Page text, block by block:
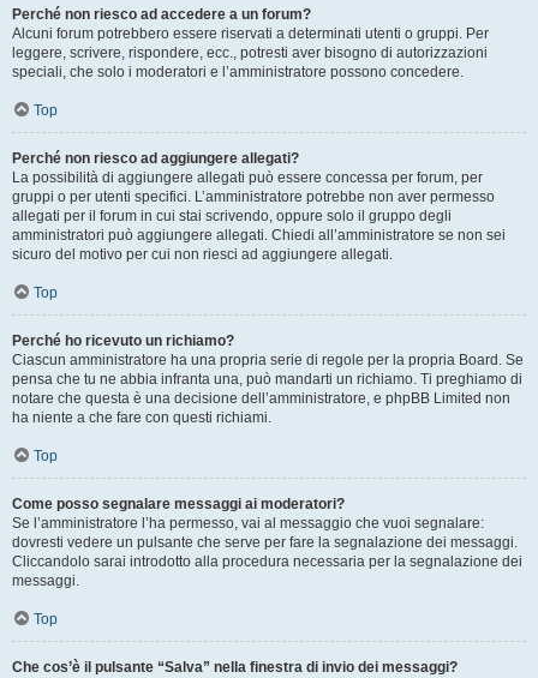
Perché non riesco ad accedere a un forum?
Alcuni forum potrebbero essere riservati a determinati utenti o gruppi. Per
leggere, scrivere, rispondere, ecc., potresti aver bisogno di autorizzazioni
speciali, che solo i moderatori e l’amministratore possono concedere.
Top
Perché non riesco ad aggiungere allegati?
La possibilità di aggiungere allegati può essere concessa per forum, per
gruppi o per utenti specifici. L’amministratore potrebbe non aver permesso
allegati per il forum in cui stai scrivendo, oppure solo il gruppo degli
amministratori può aggiungere allegati. Chiedi all’amministratore se non sei
sicuro del motivo per cui non riesci ad aggiungere allegati.
Top
Perché ho ricevuto un richiamo?
Ciascun amministratore ha una propria serie di regole per la propria Board. Se
pensa che tu ne abbia infranta una, può mandarti un richiamo. Ti preghiamo di
notare che questa è una decisione dell’amministratore, e phpBB Limited non
ha niente a che fare con questi richiami.
Top
Come posso segnalare messaggi ai moderatori?
Se l’amministratore l’ha permesso, vai al messaggio che vuoi segnalare:
dovresti vedere un pulsante che serve per fare la segnalazione dei messaggi.
Cliccandolo sarai introdotto alla procedura necessaria per la segnalazione dei
messaggi.
Top
Che cos’è il pulsante “Salva” nella finestra di invio dei messaggi?